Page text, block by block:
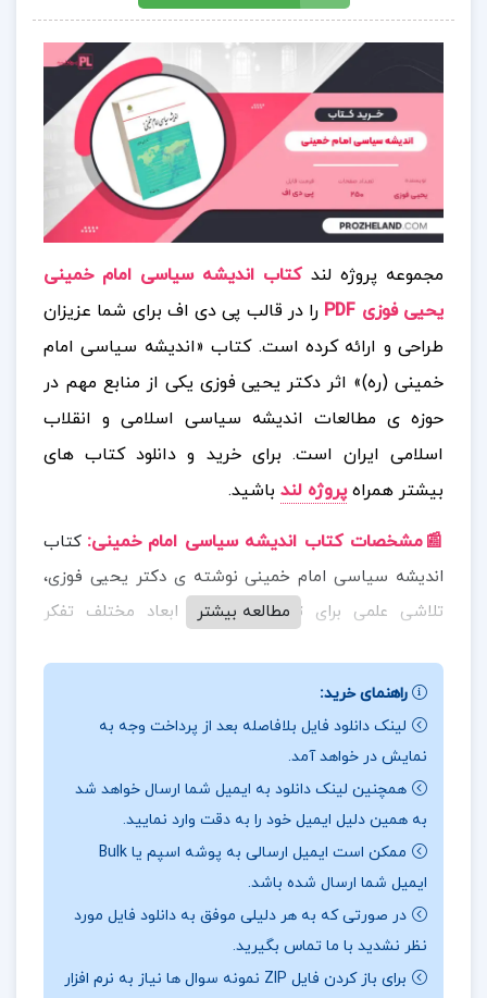
مجموعه پروژه لند کتاب اندیشه سیاسی امام خمینی
یحیی فوزی PDF
را در قالب پی دی اف برای شما عزیزان
طراحی و ارائه کرده است. کتاب «اندیشه سیاسی امام
خمینی (ره)» اثر دکتر یحیی فوزی یکی از منابع مهم در
حوزه ی مطالعات اندیشه سیاسی اسلامی و انقلاب
اسلامی ایران است. برای خرید و دانلود کتاب های
بیشتر همراهپروژه لند باشید.
📰مشخصات کتاب اندیشه سیاسی امام خمینی: کتاب
اندیشه سیاسی امام خمینی نوشته ی دکتر یحیی فوزی،
تلاشی علمی برای تبیین و تحلیل ابعاد مختلف تفکر
قالب پنج فصل، به بررسی زمینه های تاریخی، مبانی
نظری، اصول کلیدی، اهداف کلان و دیدگاه های بین المللی
امام خمینی می پردازد. این کتاب توسط دفتر نشر معارف
منتشر شده و به ویژه برای دانشجویان رشته های علوم
سیاسی، تاریخ و مطالعات اسلامی طراحی شده است.
📖بخشی از کتاب اندیشه سیاسی امام خمینی
شخصیت در فصل نخست، نویسنده به تحولات سیاسی و
اجتماعی دوران زندگی امام خمینی می پردازد و تأثیر این
تحولات را بر شکل گیری اندیشه سیاسی ایشان بررسی می
مطالعه بیشتر
راهنمای خرید:
لینک دانلود فایل بلافاصله بعد از پرداخت وجه به
نمایش در خواهد آمد.
همچنین لینک دانلود به ایمیل شما ارسال خواهد شد
به همین دلیل ایمیل خود را به دقت وارد نمایید.
ممکن است ایمیل ارسالی به پوشه اسپم یا Bulk
ایمیل شما ارسال شده باشد.
در صورتی که به هر دلیلی موفق به دانلود فایل مورد
نظر نشدید با ما تماس بگیرید.
برای باز کردن فایل ZIP نمونه سوال ها نیاز به نرم افزار